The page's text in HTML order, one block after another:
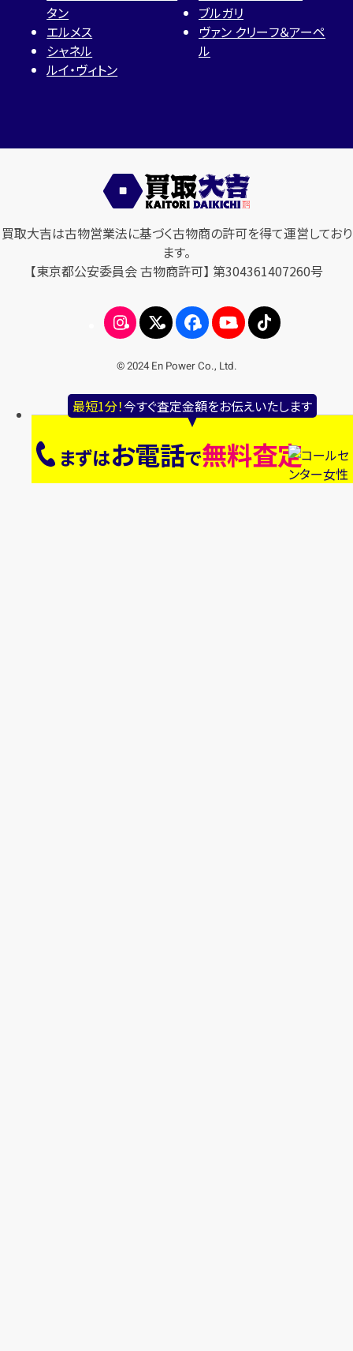
最短1分！今すぐ査定金額をお伝えいたします
まずはお電話で無料査定
タン
エルメス
シャネル
ルイ・ヴィトン
ブルガリ
ヴァン クリーフ＆アーペ
ル
買取大吉は古物営業法に基づく古物商の許可を得て運営しており
ます。
【東京都公安委員会 古物商許可】 第304361407260号
© 2024 En Power Co., Ltd.